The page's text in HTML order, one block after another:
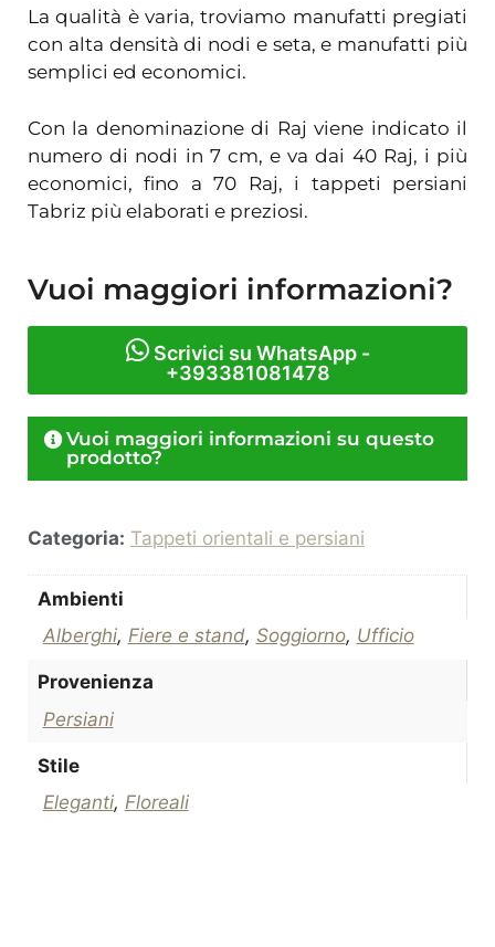
La qualità è varia, troviamo manufatti pregiati
con alta densità di nodi e seta, e manufatti più
semplici ed economici.
Con la denominazione di Raj viene indicato il
numero di nodi in 7 cm, e va dai 40 Raj, i più
economici, fino a 70 Raj, i tappeti persiani
Tabriz più elaborati e preziosi.
Vuoi maggiori informazioni?
Scrivici su WhatsApp -
+393381081478
Vuoi maggiori informazioni su questo
prodotto?
Categoria: Tappeti orientali e persiani
Ambienti
Alberghi, Fiere e stand, Soggiorno, Ufficio
Provenienza
Persiani
Stile
Eleganti, Floreali